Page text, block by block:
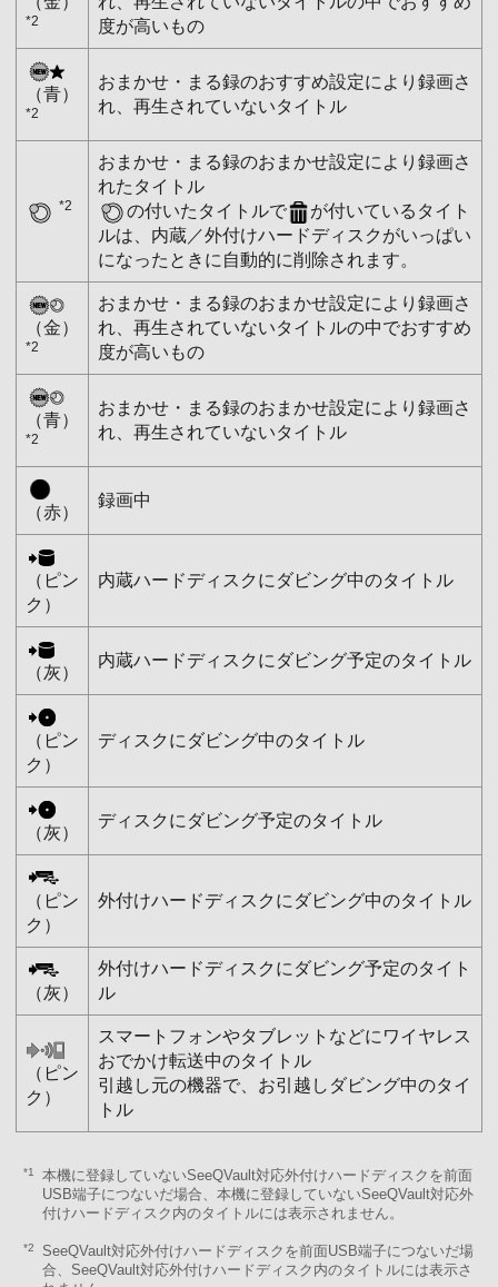
*2
度が高いもの
（青）
*2
おまかせ・まる録のおすすめ設定により録画さ
れ、再生されていないタイトル
*2
おまかせ・まる録のおまかせ設定により録画さ
れたタイトル
の付いたタイトルで
が付いているタイト
ルは、内蔵／外付けハードディスクがいっぱい
になったときに自動的に削除されます。
（金）
*2
おまかせ・まる録のおまかせ設定により録画さ
れ、再生されていないタイトルの中でおすすめ
度が高いもの
（青）
*2
おまかせ・まる録のおまかせ設定により録画さ
れ、再生されていないタイトル
（赤）
録画中
（ピン
ク）
内蔵ハードディスクにダビング中のタイトル
（灰）
内蔵ハードディスクにダビング予定のタイトル
（ピン
ク）
ディスクにダビング中のタイトル
（灰）
ディスクにダビング予定のタイトル
（ピン
ク）
外付けハードディスクにダビング中のタイトル
（灰）
外付けハードディスクにダビング予定のタイト
ル
（ピン
ク）
スマートフォンやタブレットなどにワイヤレス
おでかけ転送中のタイトル
引越し元の機器で、お引越しダビング中のタイ
トル
*1
本機に登録していないSeeQVault対応外付けハードディスクを前面
USB端子につないだ場合、本機に登録していないSeeQVault対応外
付けハードディスク内のタイトルには表示されません。
*2
SeeQVault対応外付けハードディスクを前面USB端子につないだ場
合、SeeQVault対応外付けハードディスク内のタイトルには表示さ